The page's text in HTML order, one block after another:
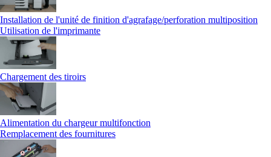
Installation de l'unité de finition d'agrafage/perforation multiposition
Utilisation de l'imprimante
Chargement des tiroirs
Alimentation du chargeur multifonction
Remplacement des fournitures